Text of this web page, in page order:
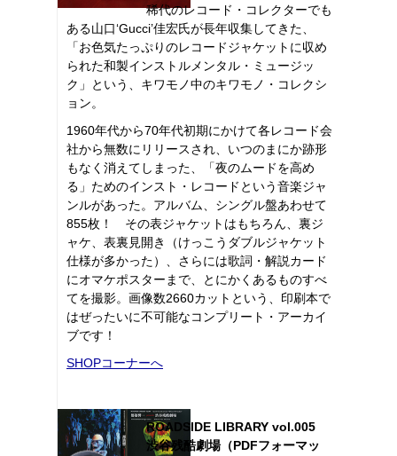
稀代のレコード・コレクターでも
ある山口‘Gucci’佳宏氏が長年収集してきた、
「お色気たっぷりのレコードジャケットに収め
られた和製インストルメンタル・ミュージッ
ク」という、キワモノ中のキワモノ・コレクシ
ョン。
1960年代から70年代初期にかけて各レコード会
社から無数にリリースされ、いつのまにか跡形
もなく消えてしまった、「夜のムードを高め
る」ためのインスト・レコードという音楽ジャ
ンルがあった。アルバム、シングル盤あわせて
855枚！ その表ジャケットはもちろん、裏ジ
ャケ、表裏見開き（けっこうダブルジャケット
仕様が多かった）、さらには歌詞・解説カード
にオマケポスターまで、とにかくあるものすべ
てを撮影。画像数2660カットという、印刷本で
はぜったいに不可能なコンプリート・アーカイ
ブです！
SHOPコーナーへ
ROADSIDE LIBRARY vol.005
渋谷残酷劇場（PDFフォーマッ